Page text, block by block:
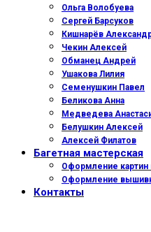
Ольга Волобуева
Сергей Барсуков
Кишнарёв
Чекин Алексей
Обманец Андрей
Ушакова Лилия
Семенушкин Павел
Беликова Анна
Медведева
Белушкин Алексей
Алексей Филатов
Багетная мастерская
Оформление картин
Оформление
Контакты